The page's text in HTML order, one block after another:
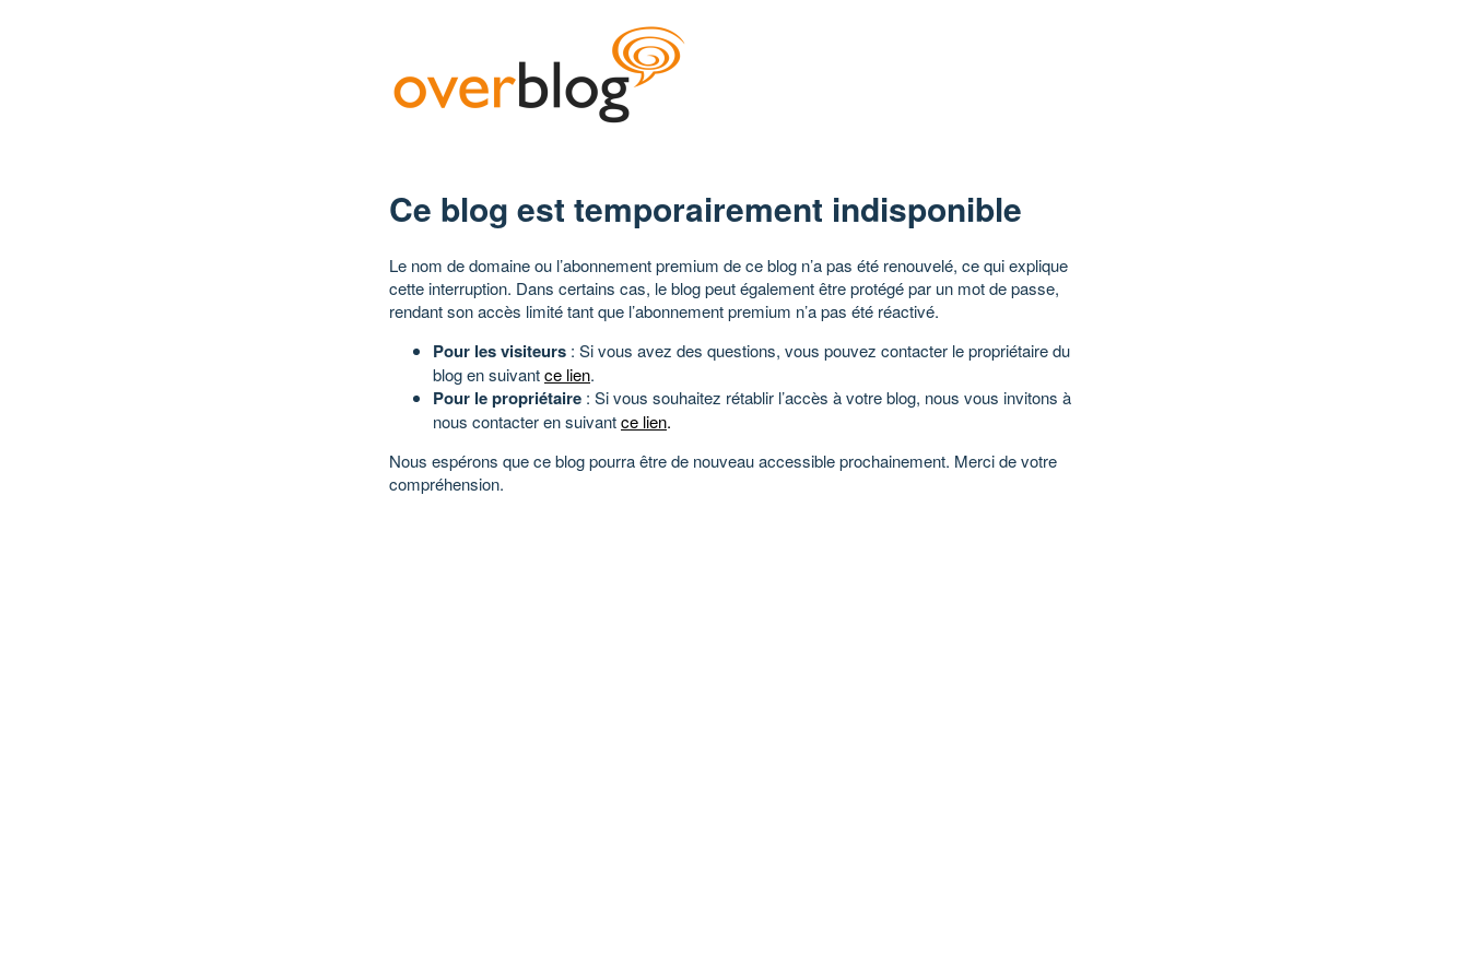
Ce blog est temporairement indisponible
Le nom de domaine ou l’abonnement premium de ce blog n’a pas été renouvelé, ce qui explique
cette interruption. Dans certains cas, le blog peut également être protégé par un mot de passe,
rendant son accès limité tant que l’abonnement premium n’a pas été réactivé.
Pour les visiteurs : Si vous avez des questions, vous pouvez contacter le propriétaire du
blog en suivantce lien.
Pour le propriétaire : Si vous souhaitez rétablir l’accès à votre blog, nous vous invitons à
nous contacter en suivantce lien.
Nous espérons que ce blog pourra être de nouveau accessible prochainement. Merci de votre
compréhension.